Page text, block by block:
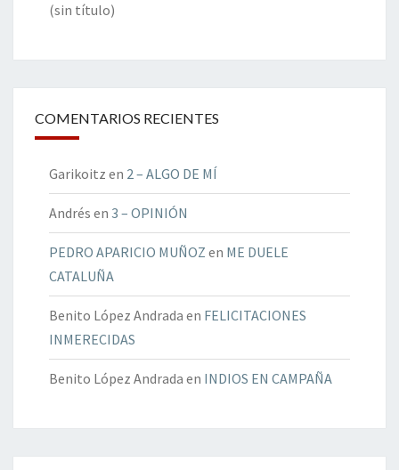
(sin título)
COMENTARIOS RECIENTES
Garikoitz en 2 – ALGO DE MÍ
Andrés en 3 – OPINIÓN
PEDRO APARICIO MUÑOZ en ME DUELE
CATALUÑA
Benito López Andrada en FELICITACIONES
INMERECIDAS
Benito López Andrada en INDIOS EN CAMPAÑA